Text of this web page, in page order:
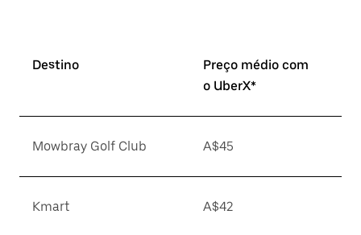
Destino
Preço médio com
o UberX*
Mowbray Golf Club A$45
Kmart A$42